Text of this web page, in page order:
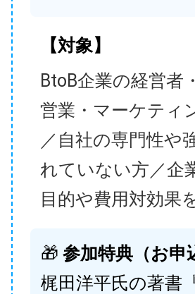
【対象】
BtoB企業の経営者
営業・マーケティ
／自社の専門性や
れていない方／企
目的や費用対効果
🎁 参加特典（お申
梶田洋平氏の著書